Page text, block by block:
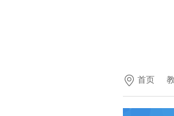
首页